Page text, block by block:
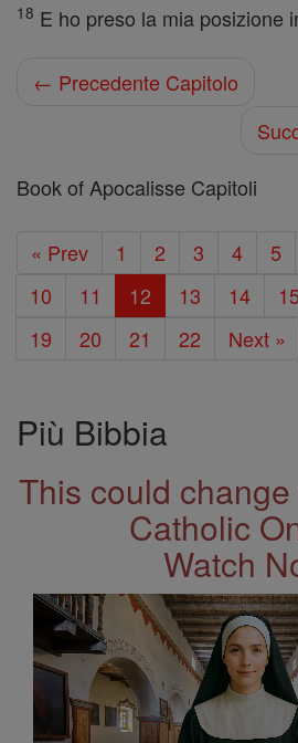
18 E ho preso la mia posizione
← Precedente Capitolo
Book of Apocalisse Capitoli
« Prev 1 2 3 4 5
10
11 12 13 14 15
19
20 21 22 Next »
Più Bibbia
This could
Catholic
Watch